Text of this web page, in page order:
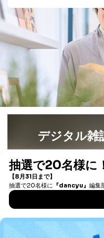
個人情報
5
当社の従業者の個
人
め
6
パートナー（提携
企業）からの委託
により当社の
定期購読サービス
等をご利用の方の
個人情報
購
提
た
ル
サ
に
SNS公式アカウン
の個人情報
よ
質
そ
ー
※上記の利用目的のうち
ータ（開示対象個人情報
開示等のご請求に対応さ
なお、6、7については
各SNS運営会社様にご
ます。
３．個人情報の第三者提
デジタル雑
書籍）が無